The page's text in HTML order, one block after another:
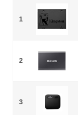
1
2
3